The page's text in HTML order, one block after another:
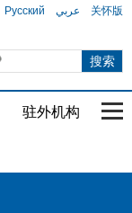
Русский عربي 关怀版
驻外机构 国